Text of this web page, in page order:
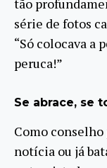
série de fotos
“Só colocava a
peruca!”
Se abrace, se
Como conselho
notícia ou já